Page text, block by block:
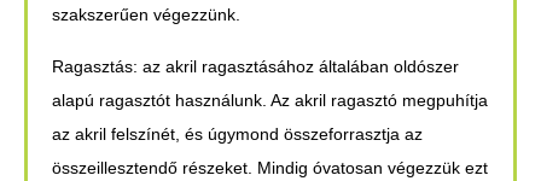
szakszerűen végezzünk.
Ragasztás: az akril ragasztásához általában oldószer
alapú ragasztót használunk. Az akril ragasztó megpuhítja
az akril felszínét, és úgymond összeforrasztja az
összeillesztendő részeket. Mindig óvatosan végezzük ezt